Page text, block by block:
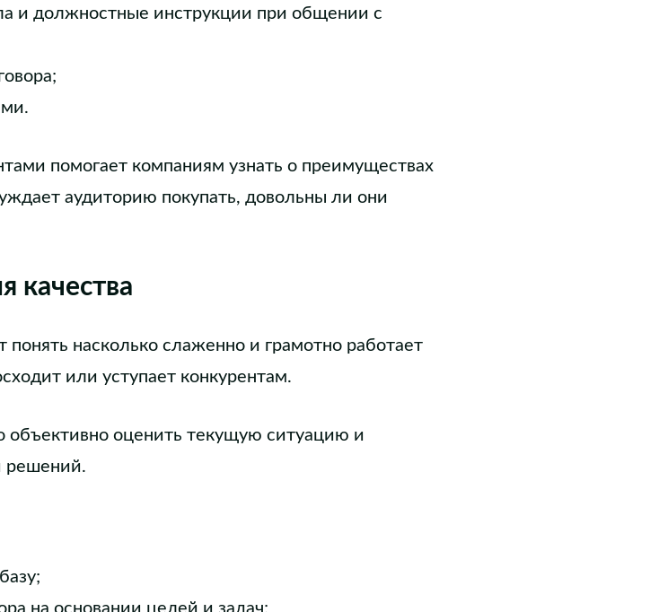
и должностные инструкции при общении с
помогает компаниям узнать о преимуществах
аудиторию покупать, довольны ли они
качества
насколько слаженно и грамотно работает
или уступает конкурентам.
объективно оценить текущую ситуацию и
решений.